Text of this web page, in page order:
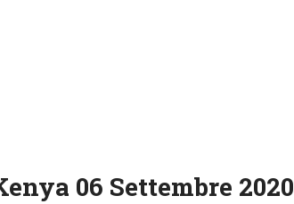
06 Settembre 2020